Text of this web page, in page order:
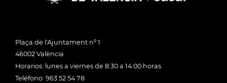
Plaça de l'Ajuntament nº 1
46002 València
Horarios: lunes a viernes de 8:30 a 14:00 horas
Teléfono: 963 52 54 78